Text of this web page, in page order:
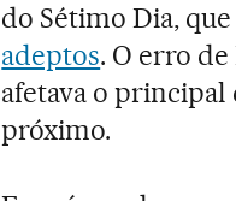
do Sétimo Dia,
adeptos. O erro
afetava o principal
próximo.